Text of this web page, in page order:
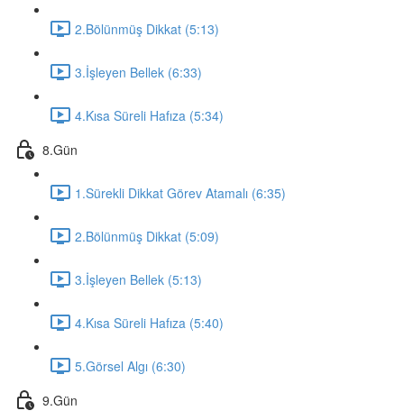
2.Bölünmüş Dikkat (5:13)
3.İşleyen Bellek (6:33)
4.Kısa Süreli Hafıza (5:34)
8.Gün
1.Sürekli Dikkat Görev Atamalı (6:35)
2.Bölünmüş Dikkat (5:09)
3.İşleyen Bellek (5:13)
4.Kısa Süreli Hafıza (5:40)
5.Görsel Algı (6:30)
9.Gün